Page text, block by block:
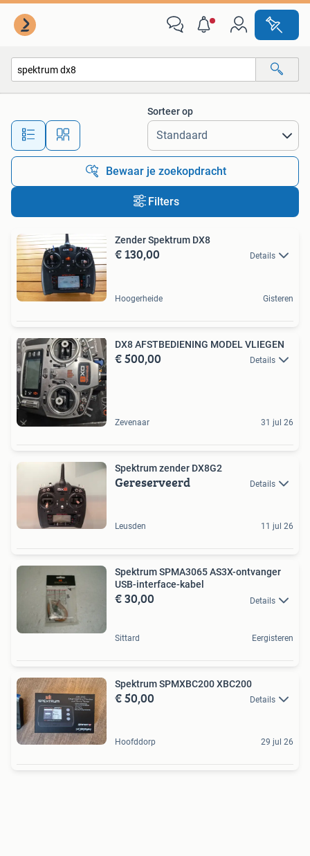
Alle afstanden…
Sorteer op
Bewaar je zoekopdracht
Filters
Zender Spektrum DX8
€ 130,00 Details
Hoogerheide Gisteren
DX8 AFSTBEDIENING MODEL VLIEGEN
€ 500,00 Details
Zevenaar 31 jul 26
Spektrum zender DX8G2
Gereserveerd Details
Leusden 11 jul 26
Spektrum SPMA3065 AS3X-ontvanger
USB-interface-kabel
€ 30,00 Details
Sittard Eergisteren
Spektrum SPMXBC200 XBC200
€ 50,00 Details
Hoofddorp 29 jul 26